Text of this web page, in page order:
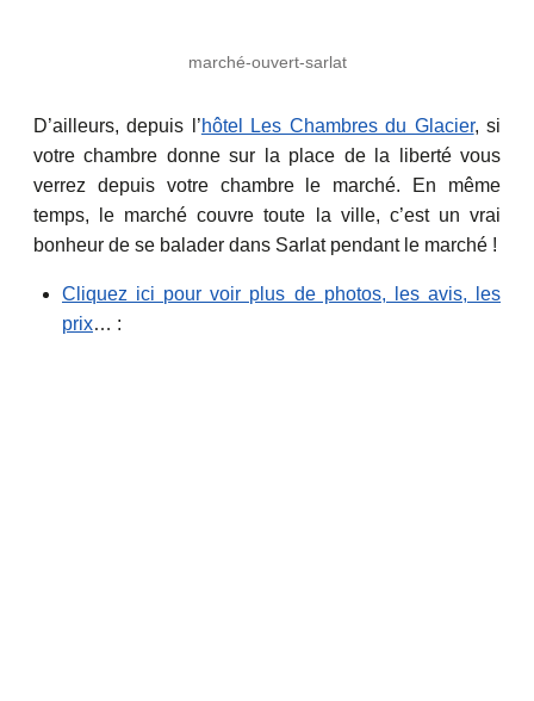
marché-ouvert-sarlat
D’ailleurs, depuis l’hôtel Les Chambres du Glacier, si
votre chambre donne sur la place de la liberté vous
verrez depuis votre chambre le marché. En même
temps, le marché couvre toute la ville, c’est un vrai
bonheur de se balader dans Sarlat pendant le marché !
Cliquez ici pour voir plus de photos, les avis, les
prix… :